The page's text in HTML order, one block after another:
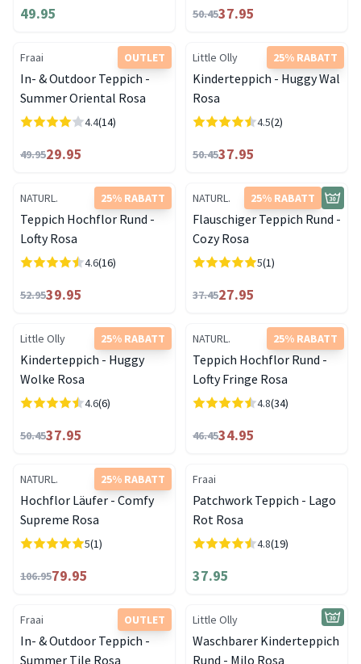
49.95 50.4537.95
OUTLET
Fraai
In- & Outdoor Teppich -
Summer Oriental Rosa
4.4(14)
49.9529.95
25% RABATT
Little Olly
Kinderteppich - Huggy Wal
Rosa
4.5(2)
50.4537.95
25% RABATT
NATURL.
Teppich Hochflor Rund -
Lofty Rosa
4.6(16)
52.9539.95
25% RABATT
NATURL.
Flauschiger Teppich Rund -
Cozy Rosa
5(1)
37.4527.95
25% RABATT
Little Olly
Kinderteppich - Huggy
Wolke Rosa
4.6(6)
50.4537.95
25% RABATT
NATURL.
Teppich Hochflor Rund -
Lofty Fringe Rosa
4.8(34)
46.4534.95
25% RABATT
NATURL.
Hochflor Läufer - Comfy
Supreme Rosa
5(1)
106.9579.95
Fraai
Patchwork Teppich - Lago
Rot Rosa
4.8(19)
37.95
OUTLET
Fraai
In- & Outdoor Teppich -
Summer Tile Rosa
Little Olly
Waschbarer Kinderteppich
Rund - Milo Rosa